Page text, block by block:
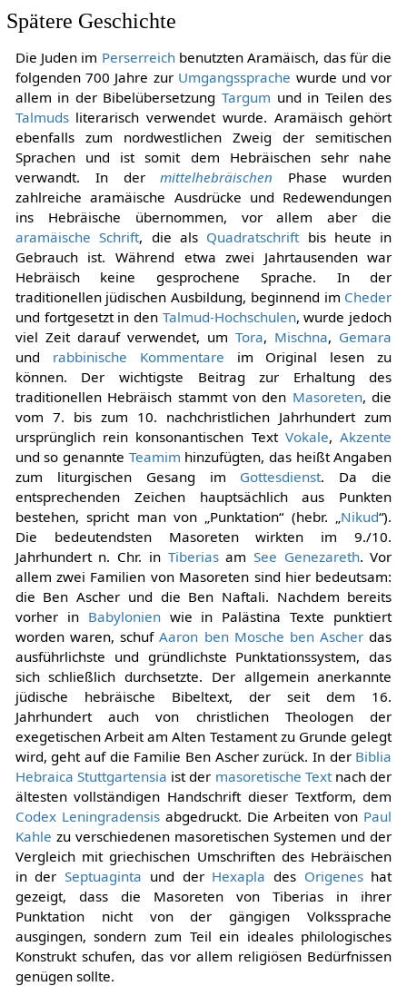
Spätere Geschichte
Die Juden im Perserreichbenutzten Aramäisch, das für die
folgenden 700 Jahre zur Umgangssprache wurde und vor
allem in der Bibelübersetzung Targum und in Teilen des
Talmudsliterarisch verwendet wurde. Aramäisch gehört
ebenfalls zum nordwestlichen Zweig der semitischen
Sprachen und ist somit dem Hebräischen sehr nahe
verwandt. In dermittelhebräischen Phase wurden
zahlreiche aramäische Ausdrücke und Redewendungen
ins Hebräische übernommen, vor allem aber die
aramäische Schrift, die als Quadratschrift bis heute in
Gebrauch ist. Während etwa zwei Jahrtausenden war
Hebräisch keine gesprochene Sprache. In der
traditionellen jüdischen Ausbildung, beginnend im Cheder
und fortgesetzt in den Talmud-Hochschulen, wurde jedoch
viel Zeit darauf verwendet, umTora, Mischna, Gemara
und rabbinische Kommentare im Original lesen zu
können. Der wichtigste Beitrag zur Erhaltung des
traditionellen Hebräisch stammt von den Masoreten, die
vom 7. bis zum 10. nachchristlichen Jahrhundert zum
ursprünglich rein konsonantischen Text Vokale,Akzente
und so genannte Teamim hinzufügten, das heißt Angaben
zum liturgischen Gesang im Gottesdienst. Da die
entsprechenden Zeichen hauptsächlich aus Punkten
bestehen, spricht man von „Punktation“ (hebr. „ Nikud“).
Die bedeutendsten Masoreten wirkten im 9./10.
Jahrhundert n. Chr. in Tiberiasam See Genezareth. Vor
allem zwei Familien von Masoreten sind hier bedeutsam:
die Ben Ascher und die Ben Naftali. Nachdem bereits
vorher in Babylonienwie in Palästina Texte punktiert
worden waren, schufAaron ben Mosche ben Ascher das
ausführlichste und gründlichste Punktationssystem, das
sich schließlich durchsetzte. Der allgemein anerkannte
jüdische hebräische Bibeltext, der seit dem 16.
Jahrhundert auch von christlichen Theologen der
exegetischen Arbeit am Alten Testament zu Grunde gelegt
wird, geht auf die Familie Ben Ascher zurück. In der Biblia
Hebraica Stuttgartensia ist der masoretische Textnach der
ältesten vollständigen Handschrift dieser Textform, dem
Codex Leningradensisabgedruckt. Die Arbeiten von Paul
Kahle zu verschiedenen masoretischen Systemen und der
Vergleich mit griechischen Umschriften des Hebräischen
in derSeptuaginta und der Hexapla des Origeneshat
gezeigt, dass die Masoreten von Tiberias in ihrer
Punktation nicht von der gängigen Volkssprache
ausgingen, sondern zum Teil ein ideales philologisches
Konstrukt schufen, das vor allem religiösen Bedürfnissen
genügen sollte.